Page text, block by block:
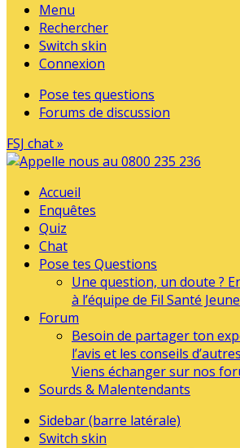
Menu
Rechercher
Switch skin
Connexion
Pose tes questions
Forums de discussion
FSJ chat »
Accueil
Enquêtes
Quiz
Chat
Pose tes Questions
Une question, un doute ?
à l’équipe de Fil Santé
Forum
Besoin de partager ton
l’avis et les conseils
Viens échanger sur nos
Sourds & Malentendants
Sidebar (barre latérale)
Switch skin